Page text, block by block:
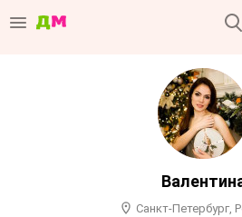
Санкт-Петербург,